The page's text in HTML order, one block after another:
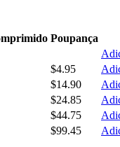
Poupança
$4.95
$14.90
$24.85
$44.75
$99.45